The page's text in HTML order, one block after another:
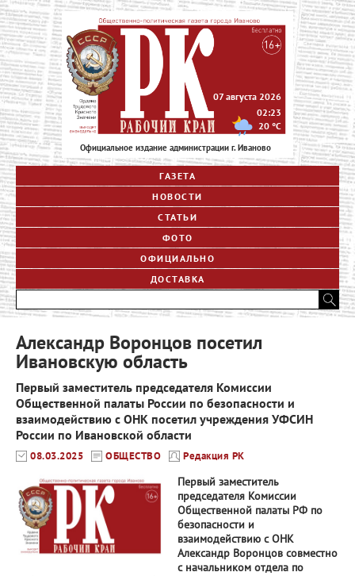
Официальное издание администрации г. Иваново
07 августа 2026
02:23
20 °C
ГАЗЕТА
НОВОСТИ
СТАТЬИ
ФОТО
ОФИЦИАЛЬНО
ДОСТАВКА
Александр Воронцов посетил
Ивановскую область
Первый заместитель председателя Комиссии
Общественной палаты России по безопасности и
взаимодействию с ОНК посетил учреждения УФСИН
России по Ивановской области
08.03.2025 ОБЩЕСТВО Редакция РК
Первый заместитель
председателя Комиссии
Общественной палаты РФ по
безопасности и
взаимодействию с ОНК
Александр Воронцов совместно
с начальником отдела по